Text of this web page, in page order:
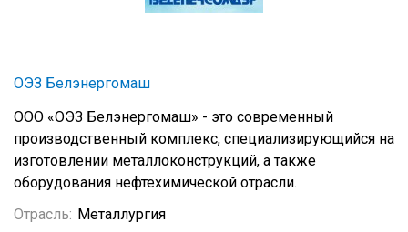
ОЭЗ Белэнергомаш
ООО «ОЭЗ Белэнергомаш» - это современный
производственный комплекс, специализирующийся на
изготовлении металлоконструкций, а также
оборудования нефтехимической отрасли.
Отрасль: Металлургия